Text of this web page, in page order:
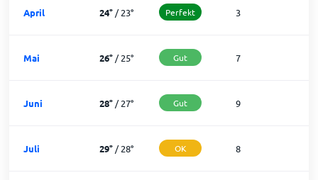
April 24°/23° Perfekt 3
Mai 26°/25° Gut 7
Juni 28°/27° Gut 9
Juli 29°/28° OK 8